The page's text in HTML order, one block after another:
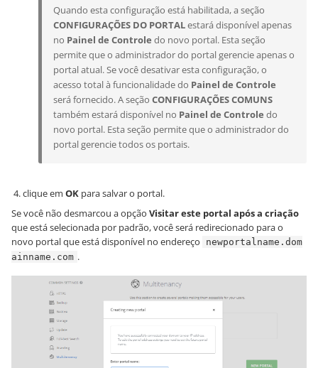
Quando esta configuração está habilitada, a seção
CONFIGURAÇÕES DO PORTALestará disponível apenas
no Painel de Controle do novo portal. Esta seção
permite que o administrador do portal gerencie apenas o
portal atual. Se você desativar esta configuração, o
acesso total à funcionalidade do Painel de Controle
será fornecido. A seção CONFIGURAÇÕES COMUNS
também estará disponível no Painel de Controle do
novo portal. Esta seção permite que o administrador do
portal gerencie todos os portais.
clique em OK para salvar o portal.
Se você não desmarcou a opção Visitar este portal após a criação
que está selecionada por padrão, você será redirecionado para o
novo portal que está disponível no endereço
newportalname.dom
ainname.com .